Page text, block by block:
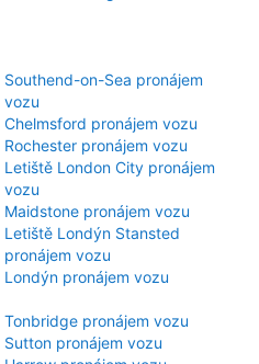
Southend-on-Sea pronájem
vozu
Chelmsford pronájem vozu
Rochester pronájem vozu
Letiště London City pronájem
vozu
Maidstone pronájem vozu
Letiště Londýn Stansted
pronájem vozu
Londýn pronájem vozu
Tonbridge pronájem vozu
Sutton pronájem vozu